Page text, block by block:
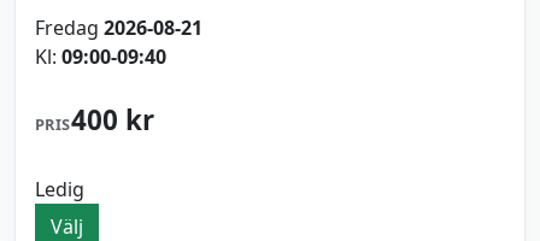
Fredag 2026-08-21
Kl: 09:00-09:40
PRIS400 kr
Ledig
Välj